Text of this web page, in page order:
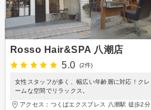
Rosso Hair&SPA 八潮店
5.0
(2件)
女性スタッフが多く、幅広い年齢層に対応！ク
ームな空間でリラックス。
アクセス：つくばエクスプレス 八潮駅 徒歩2分